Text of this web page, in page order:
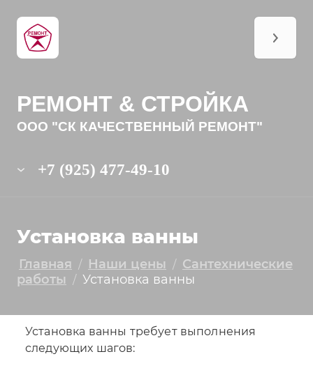
РЕМОНТ & СТРОЙКА
ООО "СК КАЧЕСТВЕННЫЙ РЕМОНТ"
+7 (925) 477-49-10
Установка ванны
Главная / Наши цены / Сантехнические
работы
/ Установка ванны
Установка ванны требует выполнения
следующих шагов: